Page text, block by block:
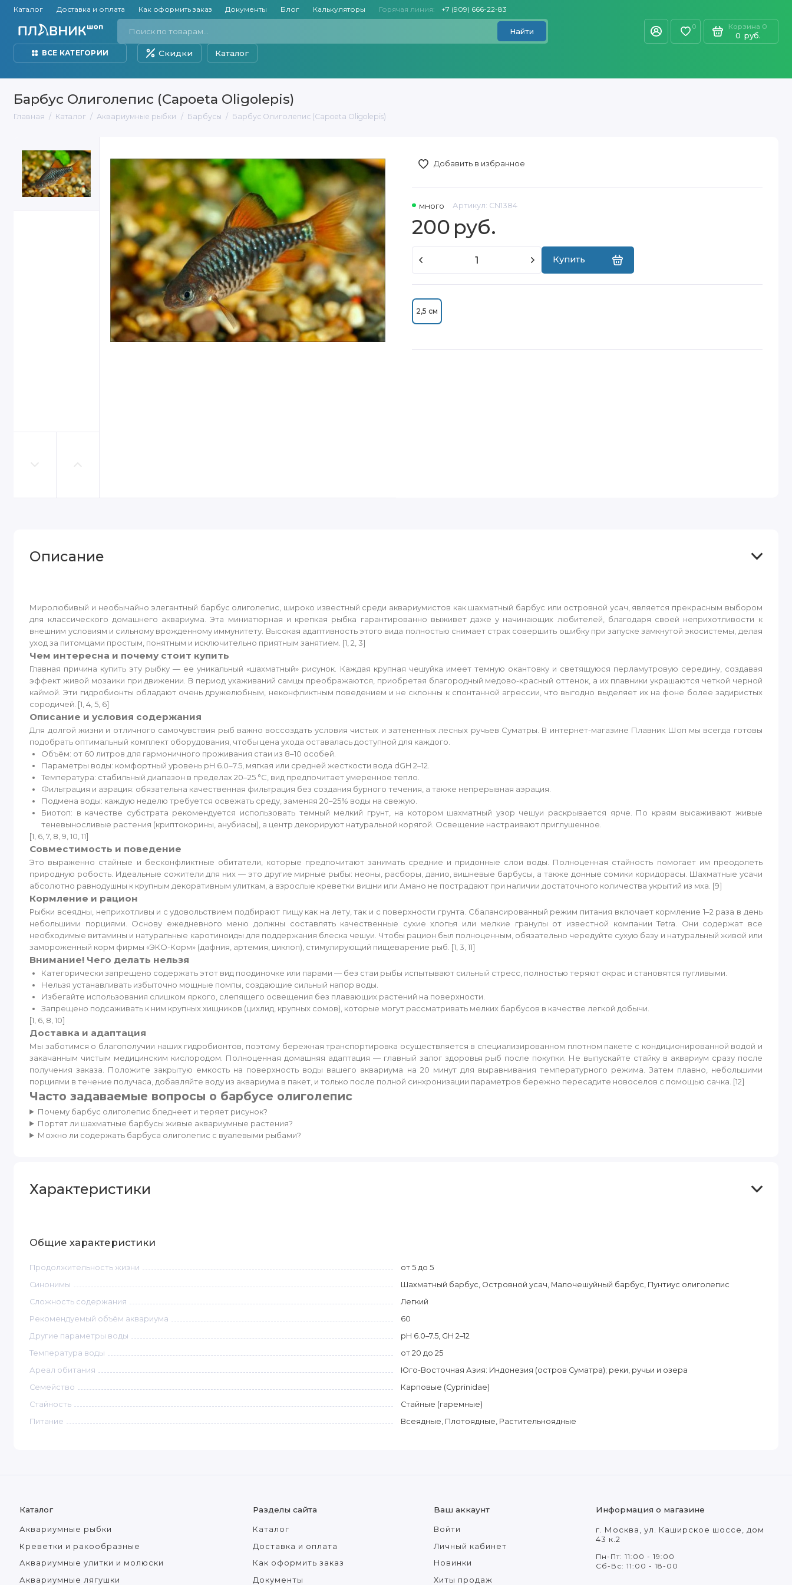
Каталог Доставка и оплата Как оформить заказ Документы Блог Калькуляторы Горячая линия: +7 (909) 666-22-83
Найти
0 Корзина 0
0 руб.
ВСЕ КАТЕГОРИИ Скидки Каталог
Барбус Олиголепис (Capoeta Oligolepis)
Главная Каталог Аквариумные рыбки Барбусы Барбус Олиголепис (Capoeta Oligolepis)
Добавить в избранное
много Артикул: CN1384
200 руб.
Купить
2,5 см
Описание
Миролюбивый и необычайно элегантный барбус олиголепис, широко известный среди аквариумистов как шахматный барбус или островной усач, является прекрасным выбором
для классического домашнего аквариума. Эта миниатюрная и крепкая рыбка гарантированно выживет даже у начинающих любителей, благодаря своей неприхотливости к
внешним условиям и сильному врожденному иммунитету. Высокая адаптивность этого вида полностью снимает страх совершить ошибку при запуске замкнутой экосистемы, делая
уход за питомцами простым, понятным и исключительно приятным занятием. [1, 2, 3]
Чем интересна и почему стоит купить
Главная причина купить эту рыбку — ее уникальный «шахматный» рисунок. Каждая крупная чешуйка имеет темную окантовку и светящуюся перламутровую середину, создавая
эффект живой мозаики при движении. В период ухаживаний самцы преображаются, приобретая благородный медово-красный оттенок, а их плавники украшаются четкой черной
каймой. Эти гидробионты обладают очень дружелюбным, неконфликтным поведением и не склонны к спонтанной агрессии, что выгодно выделяет их на фоне более задиристых
сородичей. [1, 4, 5, 6]
Описание и условия содержания
Для долгой жизни и отличного самочувствия рыб важно воссоздать условия чистых и затененных лесных ручьев Суматры. В интернет-магазине Плавник Шоп мы всегда готовы
подобрать оптимальный комплект оборудования, чтобы цена ухода оставалась доступной для каждого.
Объём: от 60 литров для гармоничного проживания стаи из 8–10 особей.
Параметры воды: комфортный уровень pH 6.0–7.5, мягкая или средней жесткости вода dGH 2–12.
Температура: стабильный диапазон в пределах 20–25 °C, вид предпочитает умеренное тепло.
Фильтрация и аэрация: обязательна качественная фильтрация без создания бурного течения, а также непрерывная аэрация.
Подмена воды: каждую неделю требуется освежать среду, заменяя 20–25% воды на свежую.
Биотоп: в качестве субстрата рекомендуется использовать темный мелкий грунт, на котором шахматный узор чешуи раскрывается ярче. По краям высаживают живые
теневыносливые растения (криптокорины, анубиасы), а центр декорируют натуральной корягой. Освещение настраивают приглушенное.
[1, 6, 7, 8, 9, 10, 11]
Совместимость и поведение
Это выраженно стайные и бесконфликтные обитатели, которые предпочитают занимать средние и придонные слои воды. Полноценная стайность помогает им преодолеть
природную робость. Идеальные сожители для них — это другие мирные рыбы: неоны, расборы, данио, вишневые барбусы, а также донные сомики коридорасы. Шахматные усачи
абсолютно равнодушны к крупным декоративным улиткам, а взрослые креветки вишни или Амано не пострадают при наличии достаточного количества укрытий из мха. [9]
Кормление и рацион
Рыбки всеядны, неприхотливы и с удовольствием подбирают пищу как на лету, так и с поверхности грунта. Сбалансированный режим питания включает кормление 1–2 раза в день
небольшими порциями. Основу ежедневного меню должны составлять качественные сухие хлопья или мелкие гранулы от известной компании Tetra. Они содержат все
необходимые витамины и натуральные каротиноиды для поддержания блеска чешуи. Чтобы рацион был полноценным, обязательно чередуйте сухую базу и натуральный живой или
замороженный корм фирмы «ЭКО-Корм» (дафния, артемия, циклоп), стимулирующий пищеварение рыб. [1, 3, 11]
Внимание! Чего делать нельзя
Категорически запрещено содержать этот вид поодиночке или парами — без стаи рыбы испытывают сильный стресс, полностью теряют окрас и становятся пугливыми.
Нельзя устанавливать избыточно мощные помпы, создающие сильный напор воды.
Избегайте использования слишком яркого, слепящего освещения без плавающих растений на поверхности.
Запрещено подсаживать к ним крупных хищников (цихлид, крупных сомов), которые могут рассматривать мелких барбусов в качестве легкой добычи.
[1, 6, 8, 10]
Доставка и адаптация
Мы заботимся о благополучии наших гидробионтов, поэтому бережная транспортировка осуществляется в специализированном плотном пакете с кондиционированной водой и
закачанным чистым медицинским кислородом. Полноценная домашняя адаптация — главный залог здоровья рыб после покупки. Не выпускайте стайку в аквариум сразу после
получения заказа. Положите закрытую емкость на поверхность воды вашего аквариума на 20 минут для выравнивания температурного режима. Затем плавно, небольшими
порциями в течение получаса, добавляйте воду из аквариума в пакет, и только после полной синхронизации параметров бережно пересадите новоселов с помощью сачка. [12]
Часто задаваемые вопросы о барбусе олиголепис
Почему барбус олиголепис бледнеет и теряет рисунок?
Портят ли шахматные барбусы живые аквариумные растения?
Можно ли содержать барбуса олиголепис с вуалевыми рыбами?
Характеристики
Общие характеристики
Продолжительность жизни
от 5 до 5
Синонимы
Шахматный барбус, Островной усач, Малочешуйный барбус, Пунтиус олиголепис
Сложность содержания
Легкий
Рекомендуемый объём аквариума
60
Другие параметры воды
pH 6.0–7.5, GH 2–12
Температура воды
от 20 до 25
Ареал обитания
Юго-Восточная Азия: Индонезия (остров Суматра); реки, ручьи и озера
Семейство
Карповые (Cyprinidae)
Стайность
Стайные (гаремные)
Питание
Всеядные, Плотоядные, Растительноядные
Каталог
Аквариумные рыбки
Креветки и ракообразные
Аквариумные улитки и молюски
Аквариумные лягушки
Разделы сайта
Каталог
Доставка и оплата
Как оформить заказ
Документы
Ваш аккаунт
Войти
Личный кабинет
Новинки
Хиты продаж
Информация о магазине
г. Москва, ул. Каширское шоссе, дом
43 к.2
Пн-Пт: 11:00 - 19:00
Сб-Вс: 11:00 - 18-00